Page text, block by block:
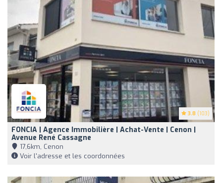
3.8 (103)
FONCIA | Agence Immobilière | Achat-Vente | Cenon |
Avenue René Cassagne
17,6km, Cenon
Voir l'adresse et les coordonnées